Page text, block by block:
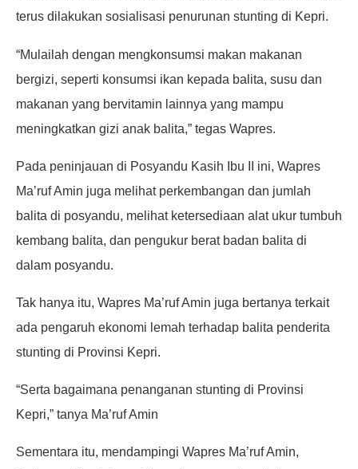
terus dilakukan sosialisasi penurunan stunting di Kepri.
“Mulailah dengan mengkonsumsi makan makanan
bergizi, seperti konsumsi ikan kepada balita, susu dan
makanan yang bervitamin lainnya yang mampu
meningkatkan gizi anak balita,” tegas Wapres.
Pada peninjauan di Posyandu Kasih Ibu II ini, Wapres
Ma’ruf Amin juga melihat perkembangan dan jumlah
balita di posyandu, melihat ketersediaan alat ukur tumbuh
kembang balita, dan pengukur berat badan balita di
dalam posyandu.
Tak hanya itu, Wapres Ma’ruf Amin juga bertanya terkait
ada pengaruh ekonomi lemah terhadap balita penderita
stunting di Provinsi Kepri.
“Serta bagaimana penanganan stunting di Provinsi
Kepri,” tanya Ma’ruf Amin
Sementara itu, mendampingi Wapres Ma’ruf Amin,